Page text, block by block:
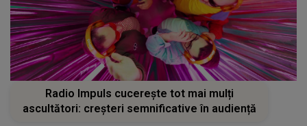
Radio Impuls cucerește tot mai mulți
ascultători: creșteri semnificative în audiență